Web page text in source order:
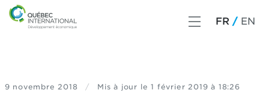
FR EN
9 novembre 2018 / Mis à jour le 1 février 2019 à 18:26